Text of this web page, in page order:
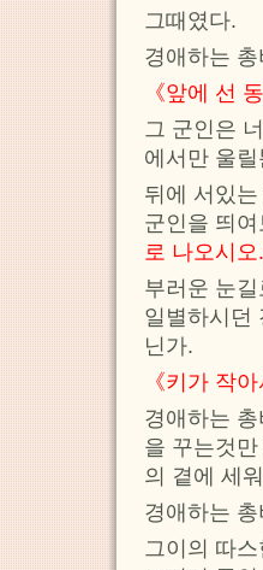
그때였다.
경애하는
《앞에 선
그 군인은
에서만 울
뒤에 서있
군인을 띄
로 나오시오.
부러운 눈
일별하시던
닌가.
《키가 작
경애하는
을 꾸는것
의 곁에 세
경애하는
그이의 따